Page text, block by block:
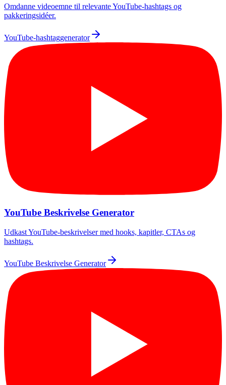
Omdanne videoemne til relevante YouTube-hashtags og
pakkeringsidéer.
YouTube-hashtaggenerator
YouTube Beskrivelse Generator
Udkast YouTube-beskrivelser med hooks, kapitler, CTAs og
hashtags.
YouTube Beskrivelse Generator